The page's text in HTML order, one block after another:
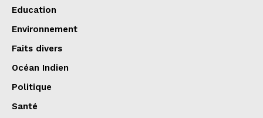
Education
Environnement
Faits divers
Océan Indien
Politique
Santé